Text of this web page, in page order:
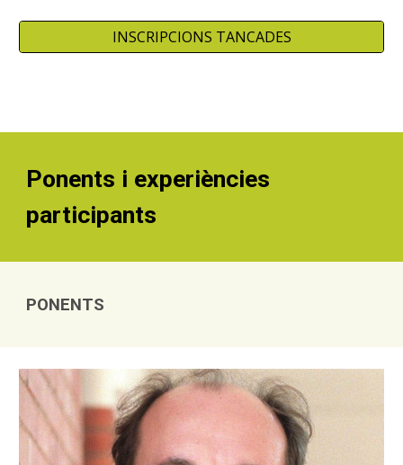
INSCRIPCIONS TANCADES
Ponents i experiències
participants
PONENTS